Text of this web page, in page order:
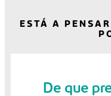
ESTÁ A
De que